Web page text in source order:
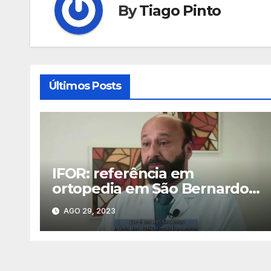
ByTiago Pinto
Últimos Posts
IFOR: referência em
ortopedia em São Bernardo
do Campo
AGO 29, 2023